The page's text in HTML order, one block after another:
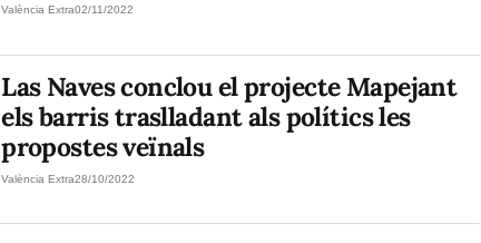
València Extra02/11/2022
Las Naves conclou el projecte Mapejant
els barris traslladant als polítics les
propostes veïnals
València Extra28/10/2022